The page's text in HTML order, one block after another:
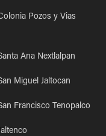
Pozos y Vias
Ana Nextlalpan
Miguel Jaltocan
Francisco Tenopalco